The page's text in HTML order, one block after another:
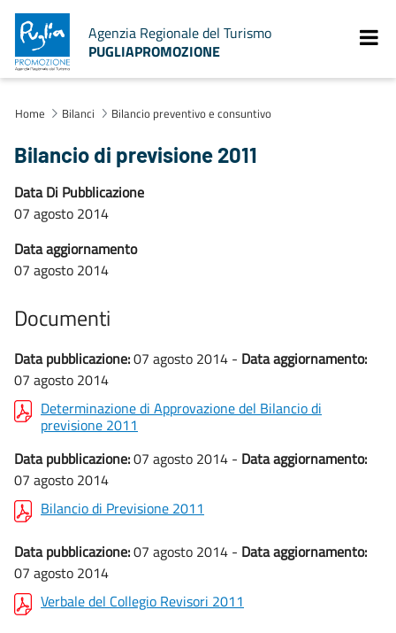
Agenzia Regionale del Turismo
PUGLIAPROMOZIONE
Home Bilanci Bilancio preventivo e consuntivo
Bilancio di previsione 2011
Data Di Pubblicazione
07 agosto 2014
Data aggiornamento
07 agosto 2014
Documenti
Data pubblicazione:07 agosto 2014 - Data aggiornamento:
07 agosto 2014
Determinazione di Approvazione del Bilancio di
previsione 2011
Data pubblicazione:07 agosto 2014 - Data aggiornamento:
07 agosto 2014
Bilancio di Previsione 2011
Data pubblicazione:07 agosto 2014 - Data aggiornamento:
07 agosto 2014
Verbale del Collegio Revisori 2011